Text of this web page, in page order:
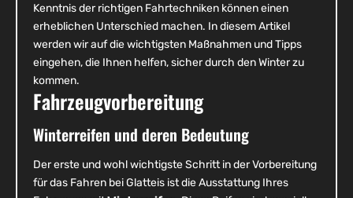
Kenntnis der richtigen Fahrtechniken können einen
erheblichen Unterschied machen. In diesem Artikel
werden wir auf die wichtigsten Maßnahmen und Tipps
eingehen, die Ihnen helfen, sicher durch den Winter zu
kommen.
Fahrzeugvorbereitung
Winterreifen und deren Bedeutung
Der erste und wohl wichtigste Schritt in der Vorbereitung
für das Fahren bei Glatteis ist die Ausstattung Ihres